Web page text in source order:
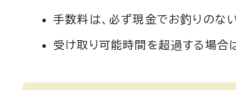
手数料は、必ず現金でお釣りのな
受け取り可能時間を超過する場合